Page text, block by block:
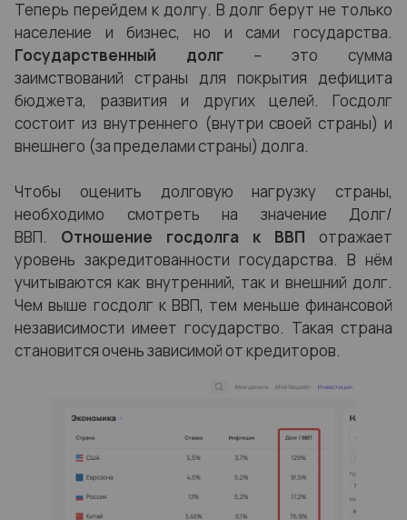
Теперь перейдем к долгу. В долг берут не только
население и бизнес, но и сами государства.
Государственный долг – это сумма
заимствований страны для покрытия дефицита
бюджета, развития и других целей. Госдолг
состоит из внутреннего (внутри своей страны) и
внешнего (за пределами страны) долга.
Чтобы оценить долговую нагрузку страны,
необходимо смотреть на значение Долг/
ВВП. Отношение госдолга к ВВП отражает
уровень закредитованности государства. В нём
учитываются как внутренний, так и внешний долг.
Чем выше госдолг к ВВП, тем меньше финансовой
независимости имеет государство. Такая страна
становится очень зависимой от кредиторов.